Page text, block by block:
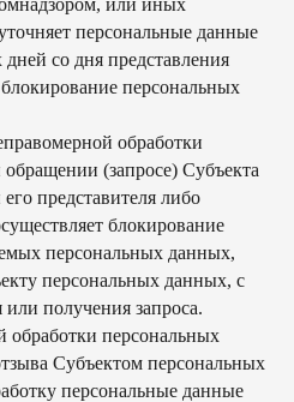
или иных
персональные данные
со дня представления
персональных
обработки
(запросе) Субъекта
представителя либо
блокирование
персональных данных,
персональных данных, с
получения запроса.
персональных
Субъектом персональных
персональные данные